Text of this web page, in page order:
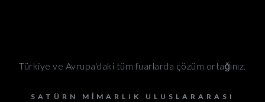
Türkiye ve Avrupa'daki tüm fuarlarda çözüm ortağınız.
SATÜRN MIMARLIK ULUSLARARASI